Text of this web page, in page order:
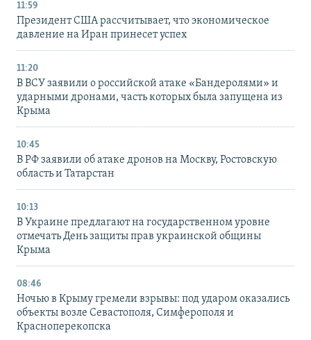
11:59
Президент США рассчитывает, что экономическое
давление на Иран принесет успех
11:20
В ВСУ заявили о российской атаке «Бандеролями» и
ударными дронами, часть которых была запущена из
Крыма
10:45
В РФ заявили об атаке дронов на Москву, Ростовскую
область и Татарстан
10:13
В Украине предлагают на государственном уровне
отмечать День защиты прав украинской общины
Крыма
08:46
Ночью в Крыму гремели взрывы: под ударом оказались
объекты возле Севастополя, Симферополя и
Красноперекопска